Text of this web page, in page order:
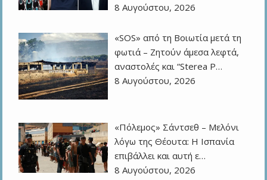
8 Αυγούστου, 2026
«SOS» από τη Βοιωτία μετά τη
φωτιά – Ζητούν άμεσα λεφτά,
αναστολές και “Sterea P…
8 Αυγούστου, 2026
«Πόλεμος» Σάντσεθ – Μελόνι
λόγω της Θέουτα: Η Ισπανία
επιβάλλει και αυτή ε…
8 Αυγούστου, 2026